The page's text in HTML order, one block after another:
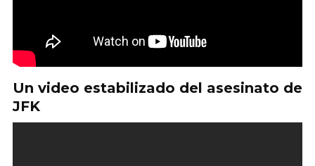
Un video estabilizado del asesinato de
JFK